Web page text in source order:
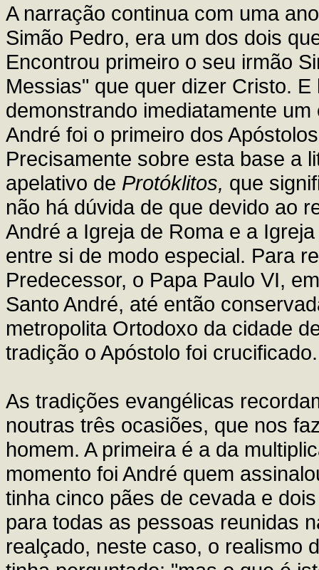
A narração continua com uma
Simão Pedro, era um dos dois
Encontrou primeiro o seu irmão
Messias" que quer dizer Cristo.
demonstrando imediatamente
André foi o primeiro dos
Precisamente sobre esta base a
apelativo de Protóklitos, que
não há dúvida de que devido ao
André a Igreja de Roma e a
entre si de modo especial. Para
Predecessor, o Papa Paulo VI,
Santo André, até então
metropolita Ortodoxo da cidade
tradição o Apóstolo foi crucificado.
As tradições evangélicas
noutras três ocasiões, que nos
homem. A primeira é a da
momento foi André quem
tinha cinco pães de cevada e
para todas as pessoas reunidas
realçado, neste caso, o realismo